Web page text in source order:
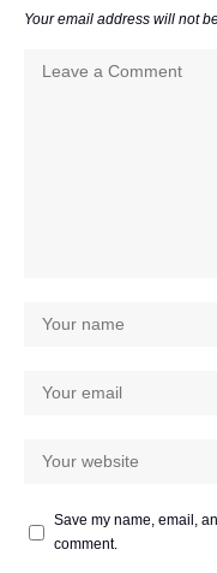
Your email address will not
Save my name, email,
comment.